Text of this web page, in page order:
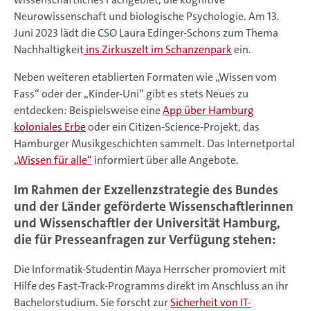
Neurowissenschaft und biologische Psychologie. Am 13.
Juni 2023 lädt die CSO Laura Edinger-Schons zum Thema
Nachhaltigkeitins Zirkuszelt im Schanzenparkein.
Neben weiteren etablierten Formaten wie „Wissen vom
Fass“ oder der „Kinder-Uni“ gibt es stets Neues zu
entdecken: Beispielsweise eineApp über Hamburg
koloniales Erbeoder ein Citizen-Science-Projekt, das
Hamburger Musikgeschichten sammelt. Das Internetportal
„Wissen für alle“ informiert über alle Angebote.
Im Rahmen der Exzellenzstrategie des Bundes
und der Länder geförderte Wissenschaftlerinnen
und Wissenschaftler der Universität Hamburg,
die für Presseanfragen zur Verfügung stehen:
Die Informatik-Studentin Maya Herrscher promoviert mit
Hilfe des Fast-Track-Programms direkt im Anschluss an ihr
Bachelorstudium. Sie forscht zurSicherheit von IT-